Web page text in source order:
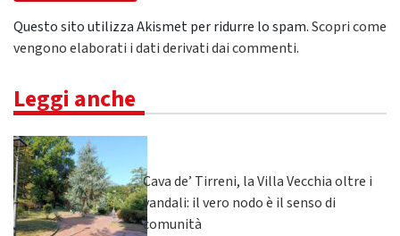
Questo sito utilizza Akismet per ridurre lo spam.Scopri come
vengono elaborati i dati derivati dai commenti.
Leggi anche
Cava de’ Tirreni, la Villa Vecchia oltre i
vandali: il vero nodo è il senso di
comunità